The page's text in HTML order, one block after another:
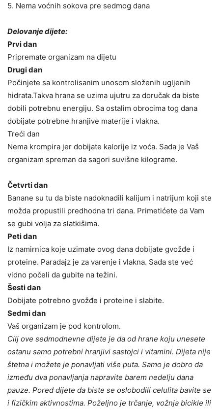
5. Nema voćnih sokova pre sedmog dana
Delovanje dijete:
Prvi dan
Pripremate organizam na dijetu
Drugi dan
Počinjete sa kontrolisanim unosom složenih ugljenih
hidrata.Takva hrana se uzima ujutru za doručak da biste
dobili potrebnu energiju. Sa ostalim obrocima tog dana
dobijate potrebne hranjive materije i vlakna.
Treći dan
Nema krompira jer dobijate kalorije iz voća. Sada je Vaš
organizam spreman da sagori suvišne kilograme.
Četvrti dan
Banane su tu da biste nadoknadili kalijum i natrijum koji ste
možda propustili predhodna tri dana. Primetićete da Vam
se gubi volja za slatkišima.
Peti dan
Iz namirnica koje uzimate ovog dana dobijate gvožđe i
proteine. Paradajz je za varenje i vlakna. Sada ste već
vidno počeli da gubite na težini.
Šesti dan
Dobijate potrebno gvožđe i proteine i slabite.
Sedmi dan
Vaš organizam je pod kontrolom.
Cilj ove sedmodnevne dijete je da od hrane koju unesete
ostanu samo potrebni hranjivi sastojci i vitamini. Dijeta nije
štetna i možete je ponavljati više puta. Samo je dobro da
između dva ponavljanja napravite barem nedelju dana
pauze. Pored dijete da biste se oslobodili celulita bavite se
i fizičkim aktivnostima. Poželjno je trčanje, vožnja bicikle ili